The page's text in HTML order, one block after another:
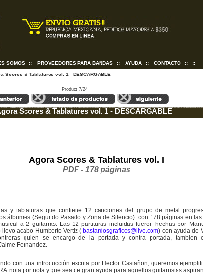
SOMOS :: PROVEEDORES PARA BANDAS :: AYUDA :: CONTACTO :: ::
Scores & Tablatures vol. 1 - DESCARGABLE
Product 7/24
Scores & Tablatures vol. 1 - DESCARGABLE
Agora Scores & Tablatures vol. I
PDF - 178 páginas
y tablaturas que contiene 12 canciones del grupo de metal
álbumes (Segundo Pasado y Zona de Silencio) con 178 páginas en las
a 2 guitarras. Las 12 partituras incluidas fueron hechas por
acabo Humberto Vertiz ( bastardosgraficos@live.com) con ayuda de
quien se encargo de la portada y contra portada, tambien
Fernandez.
con una introducción escrita por Hector Castañon, queremos
nota por nota y que sea de gran ayuda para aquellos guitarristas